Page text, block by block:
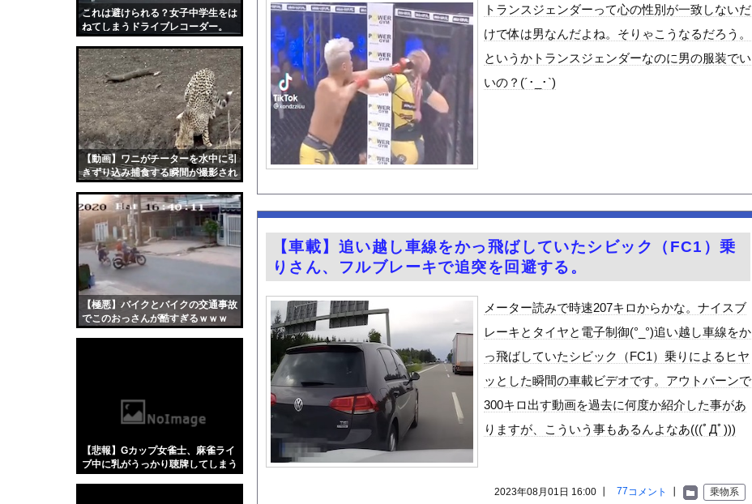
これは避けられる？女子中学生をは
ねてしまうドライブレコーダー。
【動画】ワニがチーターを水中に引
きずり込み捕食する瞬間が撮影され
【極悪】バイクとバイクの交通事故
でこのおっさんが酷すぎるｗｗｗ
【悲報】Gカップ女雀士、麻雀ライ
ブ中に乳がうっかり聴牌してしまう
エロ漫画『いじめがあるクラスにふたなり転校生がヤッてきた』をrawやhitomiを使...
日産e-power、無給油で1980km走行しギネス記録を達成
結婚式の二次会で知り合った娘達と乱交した話
韓国国会、サッカー前代表監督を追及「なぜ負けたのか」
日本旅行キャンセルすべきか…1万年ぶり史上最大級の火山の兆し＝韓国の反応
うちのネコが目の前にいた。私が上に物を投げるフリをする → 猫はこうなります…
【画像】「マスク美人さん、また我々を欺く」←海外でも流行りだした結果がこちらw w ...
鈴木奈穂子アナ 袖口からインナーチラ見え！！【GIF動画あり】
熊さん、人間が勝手に山壊した結果殺されてしまう…これ半分虐殺だろ
ホリプロ所属の18歳 虹咲カリナの褐色ピチピチボディのエロスが最高だな！
人生のレール外れたら一瞬で人生終わった！
ウイグル人の女優が美人すぎる
BYDの軽EVラッコ、補助金たった15万円…日本法人社長「何をすれば評価が上がるのか...
『Re：ゼロから始める異世界生活』60話感想 氷上のバトル！レグルスの権能とは！
意識高い系「インドに５年住んだら人生観かわる」←これｗｗｗ
【画像】キス釣りするんや
【医師解説】飲酒後の「締めのラーメン欲」の原因は？ 脳の錯覚と真実
【Xの車窓から】オービスかと思ったら野生の炊飯器で草 ほか
【ポロリ悲話】ネットで拡散してるおっぱいポロリ動画、何故か叩かれる・・・
【衝撃】「かわいい虫」ランキング、ついに発表される
トランスジェンダーって心の性別が一致しないだ
けで体は男なんだよね。そりゃこうなるだろう。
というかトランスジェンダーなのに男の服装でい
いの？(´･_･`)
【車載】追い越し車線をかっ飛ばしていたシビック（FC1）乗
りさん、フルブレーキで追突を回避する。
メーター読みで時速207キロからかな。ナイスブ
レーキとタイヤと電子制御(°_°)追い越し車線をか
っ飛ばしていたシビック（FC1）乗りによるヒヤ
ッとした瞬間の車載ビデオです。アウトバーンで
300キロ出す動画を過去に何度か紹介した事があ
りますが、こういう事もあるんよなあ(((ﾟДﾟ)))
乗物系
77コメント
2023年08月01日 16:00 ┃